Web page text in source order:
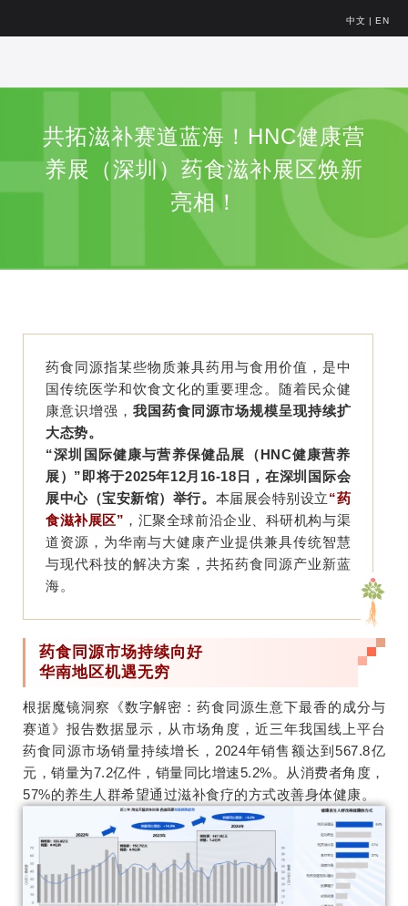
中文 | EN
共拓滋补赛道蓝海！HNC健康营
养展（深圳）药食滋补展区焕新
亮相！
药食同源指某些物质兼具药用与食用价值，是中
国传统医学和饮食文化的重要理念。随着民众健
康意识增强， 我国药食同源市场规模呈现持续扩
大态势。
“深圳国际健康与营养保健品展（HNC健康营养
展）”即将于2025年12月16-18日，在深圳国际会
展中心（宝安新馆）举行。 本届展会特别设立“药
食滋补展区” ，汇聚全球前沿企业、科研机构与渠
道资源，为华南与大健康产业提供兼具传统智慧
与现代科技的解决方案，共拓药食同源产业新蓝
海。
药食同源市场持续向好
华南地区机遇无穷
根据魔镜洞察《数字解密：药食同源生意下最香的成分与
赛道》报告数据显示，从市场角度，近三年我国线上平台
药食同源市场销量持续增长，2024年销售额达到567.8亿
元，销量为7.2亿件，销量同比增速5.2%。从消费者角度，
57%的养生人群希望通过滋补食疗的方式改善身体健康。